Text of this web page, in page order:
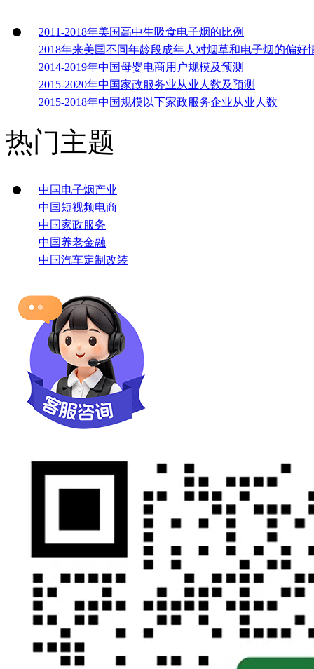
2011-2018年美国高中生吸食电子烟的比例
2018年来美国不同年龄段成年人对烟草和电子烟的偏好
2014-2019年中国母婴电商用户规模及预测
2015-2020年中国家政服务业从业人数及预测
2015-2018年中国规模以下家政服务企业从业人数
热门主题
中国电子烟产业
中国短视频电商
中国家政服务
中国养老金融
中国汽车定制改装